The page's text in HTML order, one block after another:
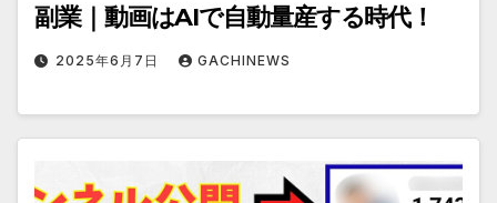
副業｜動画はAIで自動量産する時代！
2025年6月7日 GACHINEWS